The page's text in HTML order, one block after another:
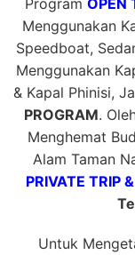
Menggunakan
Speedboat,
Menggunakan
& Kapal Phinisi,
PROGRAM.
Menghemat
Alam Taman
PRIVATE TRIP
Untuk